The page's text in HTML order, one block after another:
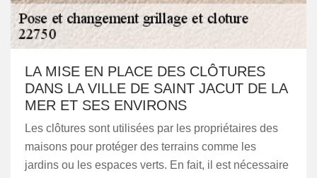
LA MISE EN PLACE DES CLÔTURES
DANS LA VILLE DE SAINT JACUT DE LA
MER ET SES ENVIRONS
Les clôtures sont utilisées par les propriétaires des
maisons pour protéger des terrains comme les
jardins ou les espaces verts. En fait, il est nécessaire